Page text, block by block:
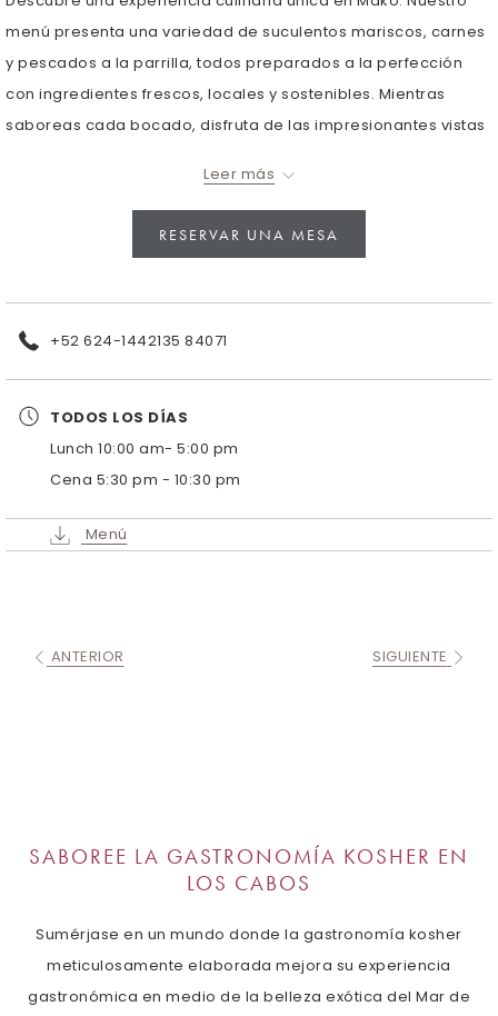
de
la
de
en
los
siguientes
enlaces,
menú presenta una variedad de suculentos mariscos, carnes
y pescados a la parrilla, todos preparados a la perfección
con ingredientes frescos, locales y sostenibles. Mientras
saboreas cada bocado, disfruta de las impresionantes vistas
envuelva.Desde la pesca más fresca hasta los mejores cortes
Leer más
RESERVAR UNA MESA
+52 624-1442135 84071
TODOS LOS DÍAS
Lunch 10:00 am- 5:00 pm
Cena 5:30 pm - 10:30 pm
Menú
ANTERIOR SIGUIENTE
SABOREE LA GASTRONOMÍA KOSHER EN
LOS CABOS
Sumérjase en un mundo donde la gastronomía kosher
meticulosamente elaborada mejora su experiencia
gastronómica en medio de la belleza exótica del Mar de